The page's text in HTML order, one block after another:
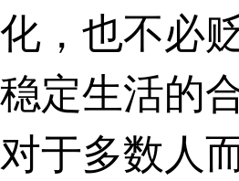
化，也不必
稳定生活的
对于多数人